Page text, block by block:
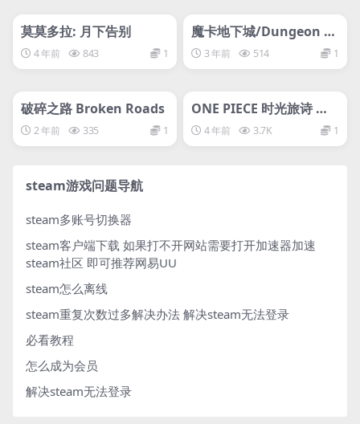
莫莫多拉: 月下告别
4 年前 843 1
魔卡地下城/Dungeon Dr
afters
3 年前 514 1
svip专属
破碎之路 Broken Roads
2 年前 335 1
svip专属
ONE PIECE 时光旅诗 、
海贼王
4 年前 3.7K 1
steam游戏问题导航
steam多账号切换器
steam客户端下载 如果打不开网站需要打开加速器加速
steam社区 即可推荐网易UU
steam怎么离线
steam重复次数过多解决办法 解决steam无法登录
必看教程
怎么成为会员
解决steam无法登录